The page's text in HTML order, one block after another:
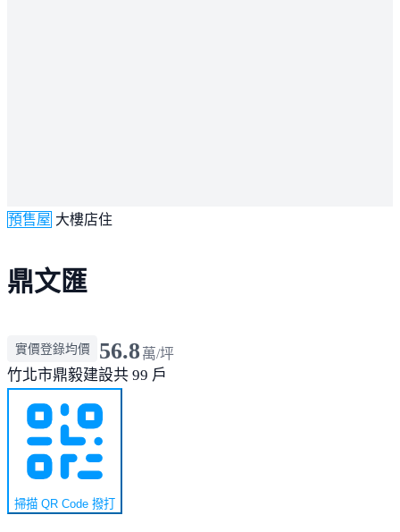
預售屋 大樓店住
鼎文匯
實價登錄均價 56.8 萬/坪
竹北市鼎毅建設共 99 戶
掃描 QR Code 撥打